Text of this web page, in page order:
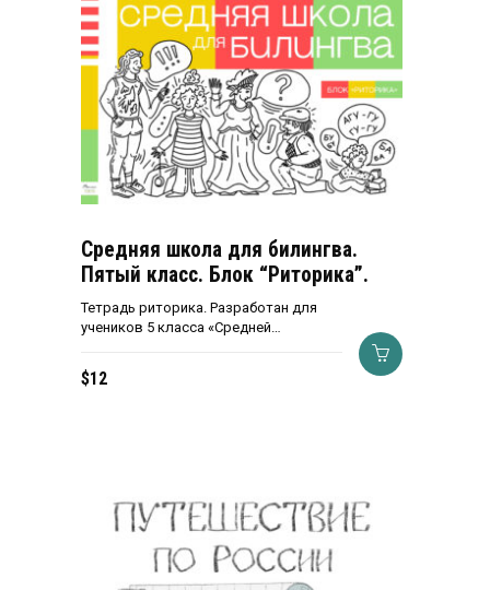
Средняя школа для билингва.
Пятый класс. Блок “Риторика”.
Тетрадь риторика. Разработан для
учеников 5 класса «Средней…
$12